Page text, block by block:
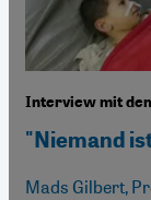
Interview mit
"Niemand
Mads Gilbert,